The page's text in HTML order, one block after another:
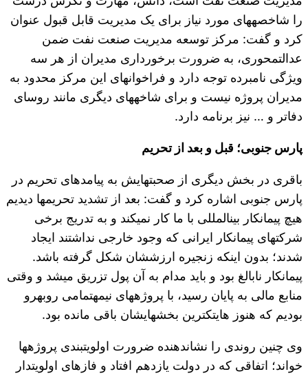
را شاخصه‎های مورد نیاز برای یک مدیریت قابل قبول عنوان
کرد و گفت: مرکز توسعه مدیریت صنعت نفت ضمن
عدالت‎محوری، به ضرورت برخورداری مدیران از هر سه
ویژگی نامبرده توجه دارد و فراخوان‎های این مرکز محدود به
مدیران پروژه نیست و برای شاخه‎های دیگری مانند روسای
دفاتر و … نیز برنامه دارد.
پارس جنوبی؛ قبل و بعد از تحریم
باقری در بخش دیگری از صحبت‎هایش به پیامدهای تحریم در
پارس جنوبی اشاره کرد و گفت: بعد از تشدید تحریم‎ها دیدیم
هیچ پیمانکار بین‎المللی با ما کار نمی‎کند و به تدریج برخی
شرکت‎های پیمانکار ایرانی که وجود خارجی نداشتند ایجاد
شدند؛ بدون این‎که زنجیره ارزش‎شان شکل گرفته باشد.
پیمانکار نابالغ بود و باید مدام به آن پول تزریق می‎شد و وقتی
منابع مالی به پایان رسید، با پروژه‎های نیمه‎تمامی روبه‎رو
بودیم که هنوز های‎تک‎ترین بخش‎هایشان باقی مانده بود.
وی چنین روندی را نشان‎دهنده ضرورت اولویت‎بندی پروژه‎ها
خواند؛ اتفاقی که در دولت یازدهم افتاد و فازهای اولویت‎دار